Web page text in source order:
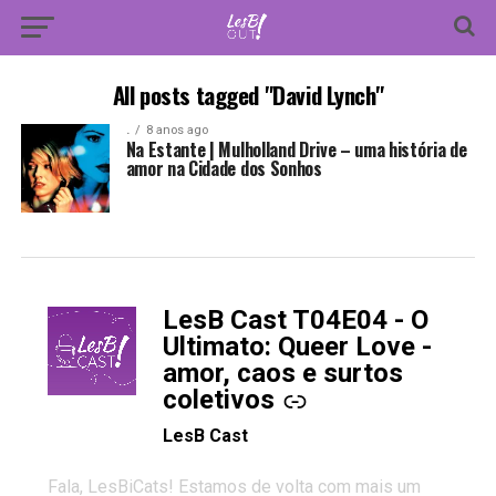
All posts tagged "David Lynch"
. 8 anos ago
Na Estante | Mulholland Drive – uma história de
amor na Cidade dos Sonhos
LesB Cast T04E04 - O
Ultimato: Queer Love -
amor, caos e surtos
coletivos
-
LesB Cast
Fala, LesBiCats! Estamos de volta com mais um